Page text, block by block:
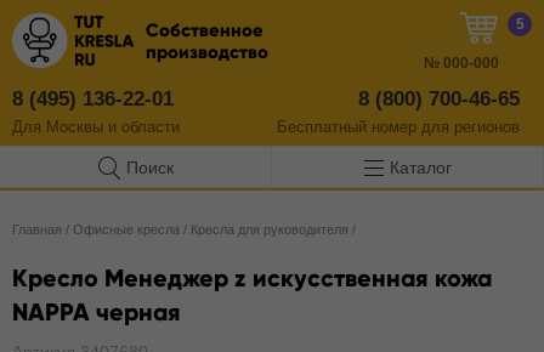
Собственное
производство
8 (495) 136-22-01
Для Москвы и области
8 (800) 700-46-65
Бесплатный номер для регионов
5
№ 000-000
Поиск Каталог
Главная / Офисные кресла / Кресла для руководителя /
Кресло Менеджер z искусственная кожа
NAPPA черная